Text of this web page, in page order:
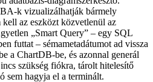
k vizualizálhatják bármely
kell az eszközt közvetlenül az
„Smart Query” – egy SQL
futtat – sémametadátumot ad vissza
a ChartDB-be, és azonnal generál
szükség fiókra, tárolt hitelesítő
sem hagyja el a terminált.